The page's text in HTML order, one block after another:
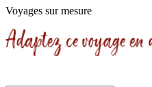
7 jours
7 jours
Voyages sur mesure